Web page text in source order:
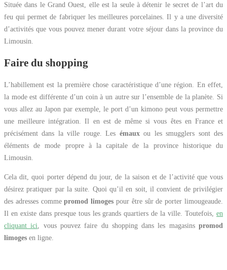
Située dans le Grand Ouest, elle est la seule à détenir le secret de l’art du
feu qui permet de fabriquer les meilleures porcelaines. Il y a une diversité
d’activités que vous pouvez mener durant votre séjour dans la province du
Limousin.
Faire du shopping
L’habillement est la première chose caractéristique d’une région. En effet,
la mode est différente d’un coin à un autre sur l’ensemble de la planète. Si
vous allez au Japon par exemple, le port d’un kimono peut vous permettre
une meilleure intégration. Il en est de même si vous êtes en France et
précisément dans la ville rouge. Les émauxou les smugglers sont des
éléments de mode propre à la capitale de la province historique du
Limousin.
Cela dit, quoi porter dépend du jour, de la saison et de l’activité que vous
désirez pratiquer par la suite. Quoi qu’il en soit, il convient de privilégier
des adresses commepromod limogespour être sûr de porter limougeaude.
Il en existe dans presque tous les grands quartiers de la ville. Toutefois, en
cliquant ici, vous pouvez faire du shopping dans les magasinspromod
limoges en ligne.